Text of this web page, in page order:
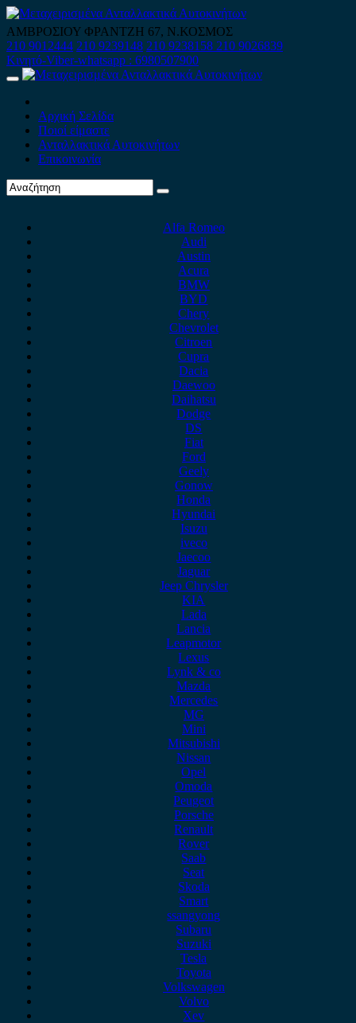
Skip
to
content
ΑΜΒΡΟΣΙΟΥ ΦΡΑΝΤΖΗ 67, Ν.ΚΟΣΜΟΣ
210 9012444 210 9239148 210 9238158 210 9026839
Κινητό-Viber-whatsapp : 6980507900
Primary
Αρχική Σελίδα
Ποιοί είμαστε
Ανταλλακτικά Αυτοκινήτων
Επικοινωνία
Alfa Romeo
Audi
Austin
Acura
BMW
BYD
Chery
Chevrolet
Citroen
Cupra
Dacia
Daewoo
Daihatsu
Dodge
DS
Fiat
Ford
Geely
Gonow
Honda
Hyundai
Isuzu
iveco
Jaecoo
Jaguar
Jeep Chrysler
KIA
Lada
Lancia
Leapmotor
Lexus
Lynk & co
Mazda
Mercedes
MG
Mini
Mitsubishi
Nissan
Opel
Omoda
Peugeot
Porsche
Renault
Rover
Saab
Seat
Skoda
Smart
ssangyong
Subaru
Suzuki
Tesla
Toyota
Volkswagen
Volvo
Xev